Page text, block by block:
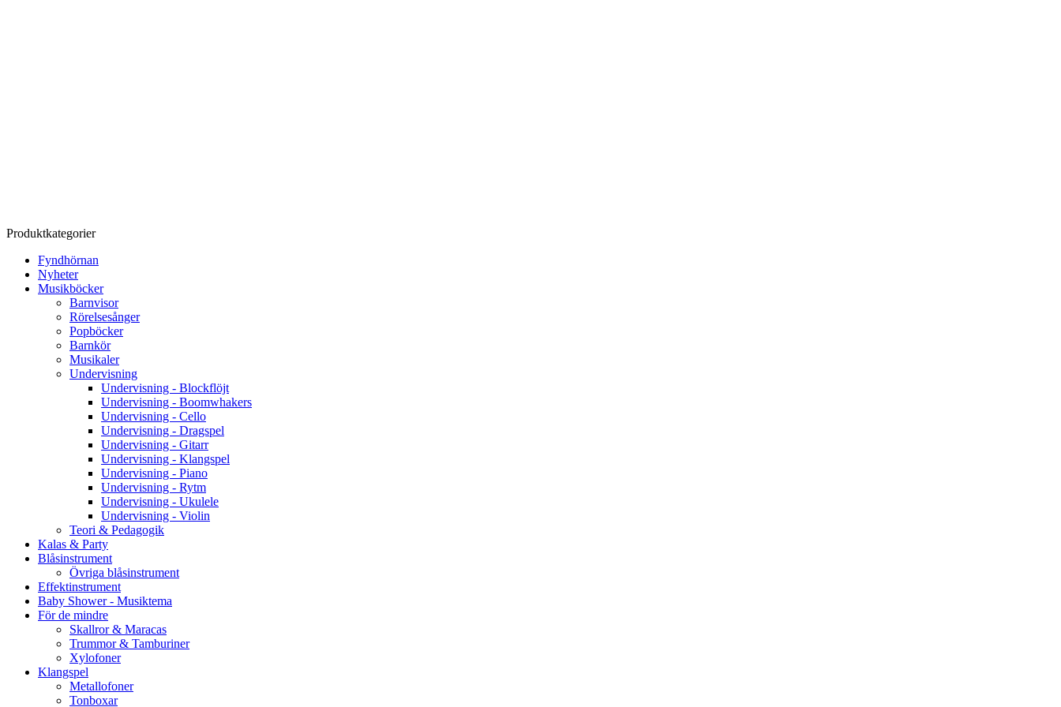
Produktkategorier
Fyndhörnan
Nyheter
Musikböcker
Barnvisor
Rörelsesånger
Popböcker
Barnkör
Musikaler
Undervisning
Undervisning - Blockflöjt
Undervisning - Boomwhakers
Undervisning - Cello
Undervisning - Dragspel
Undervisning - Gitarr
Undervisning - Klangspel
Undervisning - Piano
Undervisning - Rytm
Undervisning - Ukulele
Undervisning - Violin
Teori & Pedagogik
Kalas & Party
Blåsinstrument
Övriga blåsinstrument
Effektinstrument
Baby Shower - Musiktema
För de mindre
Skallror & Maracas
Trummor & Tamburiner
Xylofoner
Klangspel
Metallofoner
Tonboxar